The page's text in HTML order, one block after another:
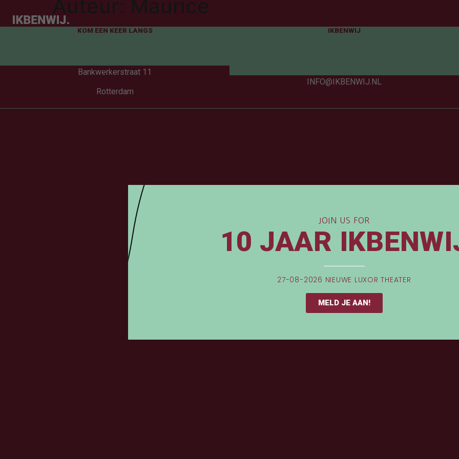
Auteur: Maurice
KOM EEN KEER LANGS
Bankwerkerstraat 11
Rotterdam
IKBENWIJ
INFO@IKBENWIJ.NL
JOIN US FOR
10 JAAR
27-08-2026 NIEUWE LUXOR THEATER
MELD JE AAN!